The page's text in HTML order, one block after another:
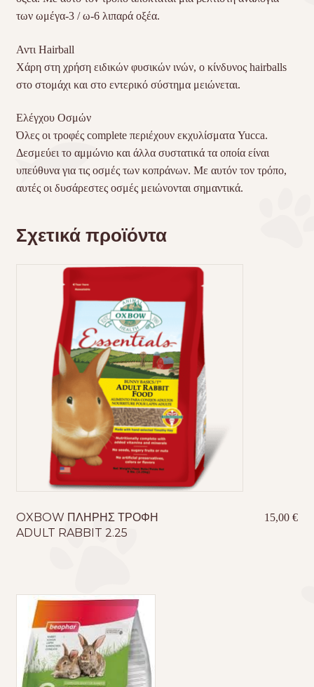
των ωμέγα-3 / ω-6 λιπαρά οξέα.
Αντι Hairball
Χάρη στη χρήση ειδικών φυσικών ινών, ο κίνδυνος hairballs
στο στομάχι και στο εντερικό σύστημα μειώνεται.
Ελέγχου Οσμών
Όλες οι τροφές complete περιέχουν εκχυλίσματα Yucca.
Δεσμεύει το αμμώνιο και άλλα συστατικά τα οποία είναι
υπεύθυνα για τις οσμές των κοπράνων. Με αυτόν τον τρόπο,
αυτές οι δυσάρεστες οσμές μειώνονται σημαντικά.
Σχετικά προϊόντα
OXBOW ΠΛΗΡΗΣ ΤΡΟΦΗ
ADULT RABBIT 2.25
15,00€